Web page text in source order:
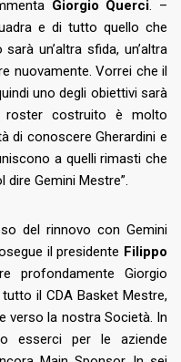
Giorgio Querci. –
e di tutto quello che
un’altra sfida, un’altra
nuovamente. Vorrei che il
uno degli obiettivi sarà
roster costruito è molto
di conoscere Gherardini e
a quelli rimasti che
Gemini Mestre”.
del rinnovo con Gemini
il presidente Filippo
profondamente Giorgio
il CDA Basket Mestre,
verso la nostra Società. In
esserci per le aziende